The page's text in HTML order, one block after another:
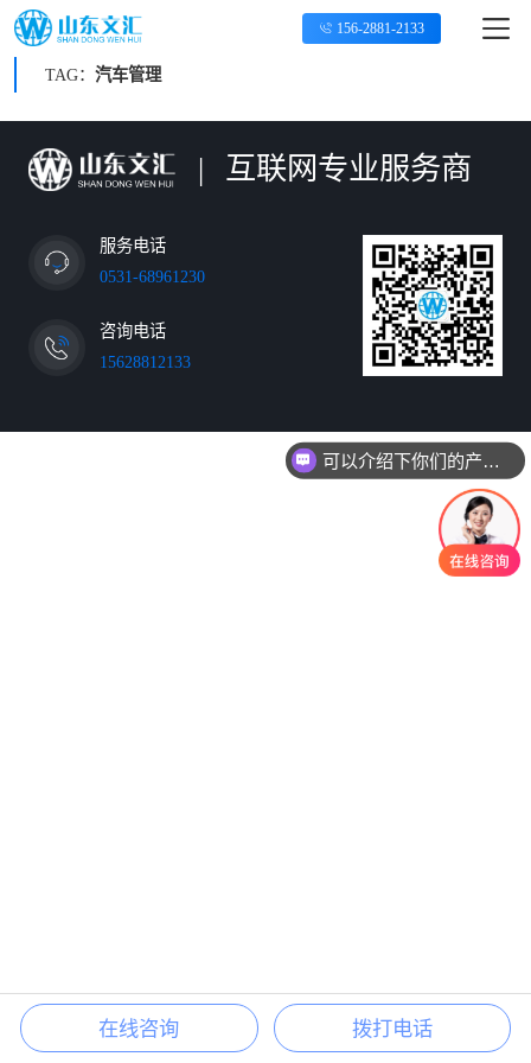
156-2881-2133
TAG： 汽车管理
| 互联网专业服务商
服务电话
0531-68961230
咨询电话
15628812133
在线咨询 拨打电话